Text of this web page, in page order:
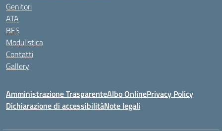
Genitori
ATA
BES
Modulistica
Contatti
Gallery
Amministrazione TrasparenteAlbo OnlinePrivacy Policy
Dichiarazione di accessibilitàNote legali